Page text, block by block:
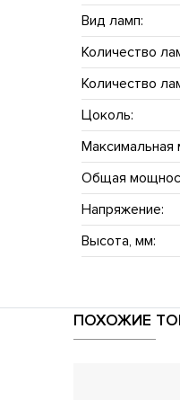
Вид ламп:
Количество
Количество
Цоколь:
Максимальная
Общая
Напряжение:
Высота, мм:
ПОХОЖИЕ